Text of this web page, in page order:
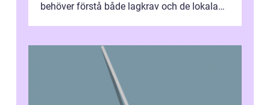
behöver förstå både lagkrav och de lokala